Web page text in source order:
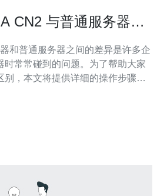
CN2 与普通服务器的
和普通服务器之间的差异是许多企
时常常碰到的问题。为了帮助大家
别，本文将提供详细的操作步骤和
1. 什么是 GIA CN2